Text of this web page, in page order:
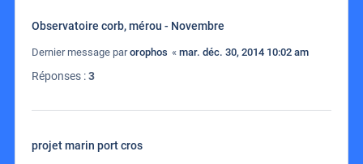
Observatoire corb, mérou - Novembre
Dernier message parorophos « mar. déc. 30, 2014 10:02 am
Réponses :3
projet marin port cros